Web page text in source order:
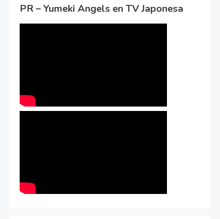
PR – Yumeki Angels en TV Japonesa